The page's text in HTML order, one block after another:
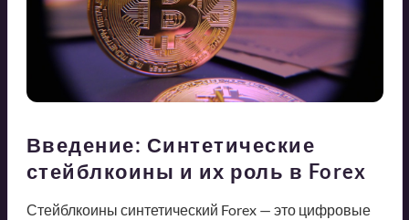
Введение: Синтетические
стейблкоины и их роль в Forex
Стейблкоины синтетический Forex — это цифровые